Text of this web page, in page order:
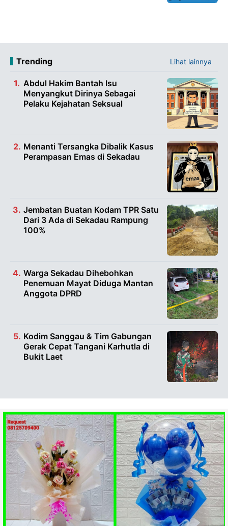
Trending Lihat lainnya
Abdul Hakim Bantah Isu
Menyangkut Dirinya Sebagai
Pelaku Kejahatan Seksual
Menanti Tersangka Dibalik Kasus
Perampasan Emas di Sekadau
Jembatan Buatan Kodam TPR Satu
Dari 3 Ada di Sekadau Rampung
100%
Warga Sekadau Dihebohkan
Penemuan Mayat Diduga Mantan
Anggota DPRD
Kodim Sanggau & Tim Gabungan
Gerak Cepat Tangani Karhutla di
Bukit Laet